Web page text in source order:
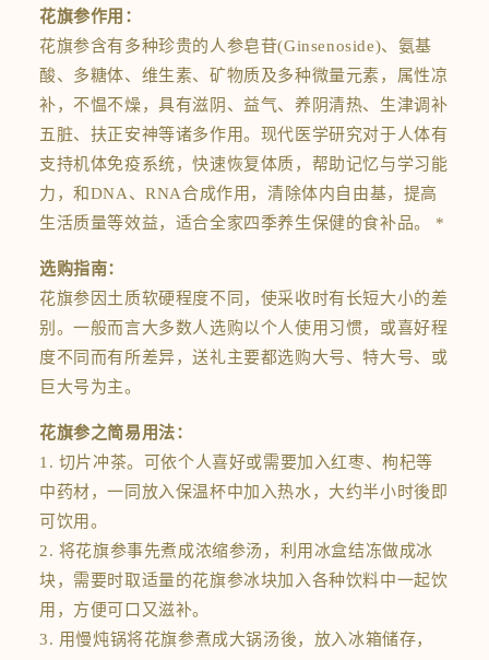
花旗参作用：
花旗参含有多种珍贵的人参皂苷(Ginsenoside)、氨基
酸、多糖体、维生素、矿物质及多种微量元素，属性凉
补，不愠不燥，具有滋阴、益气、养阴清热、生津调补
五脏、扶正安神等诸多作用。现代医学研究对于人体有
支持机体免疫系统，快速恢复体质，帮助记忆与学习能
力，和DNA、RNA合成作用，清除体内自由基，提高
生活质量等效益，适合全家四季养生保健的食补品。 *
选购指南：
花旗参因土质软硬程度不同，使采收时有长短大小的差
别。一般而言大多数人选购以个人使用习惯，或喜好程
度不同而有所差异，送礼主要都选购大号、特大号、或
巨大号为主。
花旗参之简易用法：
1. 切片冲茶。可依个人喜好或需要加入红枣、枸杞等
中药材，一同放入保温杯中加入热水，大约半小时後即
可饮用。
2. 将花旗参事先煮成浓缩参汤，利用冰盒结冻做成冰
块，需要时取适量的花旗参冰块加入各种饮料中一起饮
用，方便可口又滋补。
3. 用慢炖锅将花旗参煮成大锅汤後，放入冰箱储存，